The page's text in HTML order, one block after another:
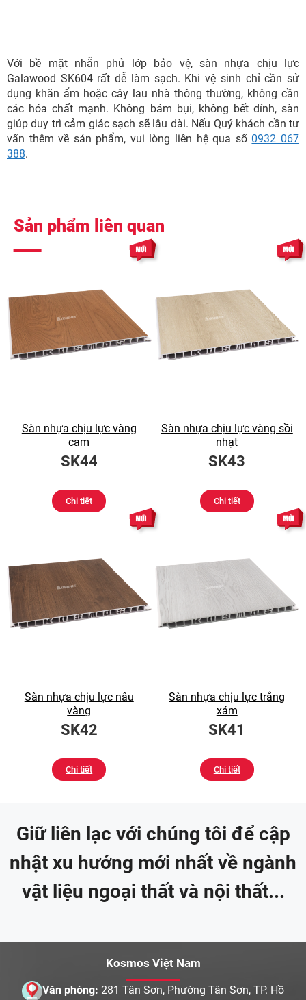
Với bề mặt nhẵn phủ lớp bảo vệ, sàn nhựa chịu lực
Galawood SK604 rất dễ làm sạch. Khi vệ sinh chỉ cần sử
dụng khăn ẩm hoặc cây lau nhà thông thường, không cần
các hóa chất mạnh. Không bám bụi, không bết dính, sàn
giúp duy trì cảm giác sạch sẽ lâu dài. Nếu Quý khách cần tư
vấn thêm về sản phẩm, vui lòng liên hệ qua số 0932 067
388.
Sản phẩm liên quan
Sàn nhựa chịu lực vàng
cam
SK44
Chi tiết
Sàn nhựa chịu lực vàng sồi
nhạt
SK43
Chi tiết
Sàn nhựa chịu lực nâu
vàng
SK42
Chi tiết
Sàn nhựa chịu lực trắng
xám
SK41
Chi tiết
Giữ liên lạc với chúng tôi để cập
nhật xu hướng mới nhất về ngành
vật liệu ngoại thất và nội thất...
Kosmos Việt Nam
Văn phòng: 281 Tân Sơn, Phường Tân Sơn, TP. Hồ